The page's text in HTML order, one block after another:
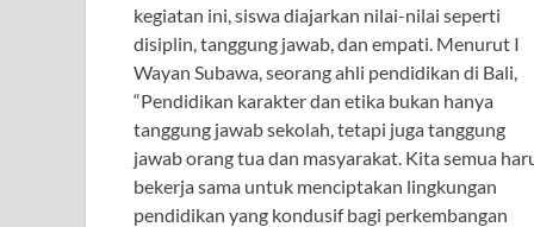
kegiatan ini, siswa diajarkan nilai-nilai seperti
disiplin, tanggung jawab, dan empati. Menurut I
Wayan Subawa, seorang ahli pendidikan di Bali,
“Pendidikan karakter dan etika bukan hanya
tanggung jawab sekolah, tetapi juga tanggung
jawab orang tua dan masyarakat. Kita semua
bekerja sama untuk menciptakan lingkungan
pendidikan yang kondusif bagi perkembangan